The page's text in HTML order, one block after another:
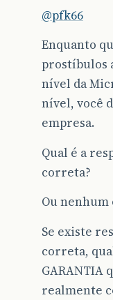
@pfk66
Enquanto
prostíbulos
nível da
nível, você
empresa.
Qual é a
correta?
Ou nenhum
Se existe
correta,
GARANTIA
realmente